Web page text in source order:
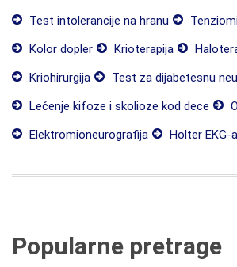
Test intolerancije na hranu
Kolor dopler
Krioterapija
Kriohirurgija
Test za dijabetesnu
Lečenje kifoze i skolioze kod dece
Elektromioneurografija
Holter EKG-a
Popularne pretrage